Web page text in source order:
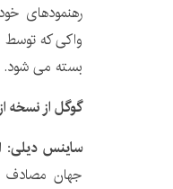
رهنمودهای
واکی که
بسته می ‌شود.
گوگل از نسخه ازمایشی اندروید ۱۲ با
ساینس دیلی: